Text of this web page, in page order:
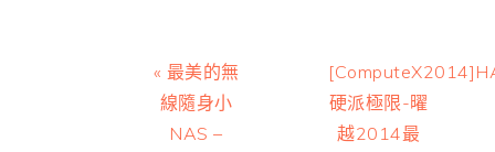
Previous
Post:
« 最美的無
線隨身小
NAS –
Next
Post:
硬派極限-曜
越2014最